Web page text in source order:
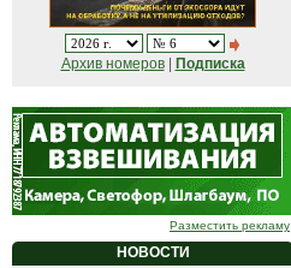
Архив номеров| Подписка
Разместить рекламу
НОВОСТИ